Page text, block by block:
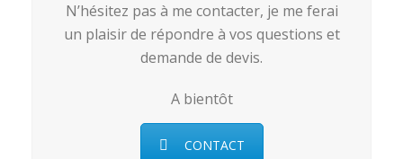
N’hésitez pas à me contacter, je me ferai
un plaisir de répondre à vos questions et
demande de devis.
A bientôt
CONTACT